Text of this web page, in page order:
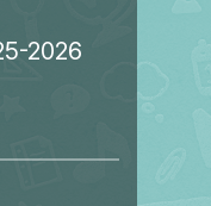
2026